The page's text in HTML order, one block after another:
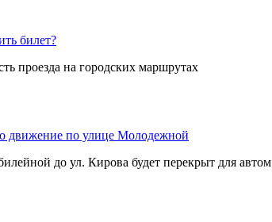
билет?
проезда на городских маршрутах
движение по улице Молодежной
до ул. Кирова будет перекрыт для автом